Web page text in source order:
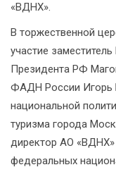
«ВДНХ».
В торжественной
участие
Президента РФ
ФАДН России Игорь
национальной
туризма города
директор АО «ВДНХ»
федеральных